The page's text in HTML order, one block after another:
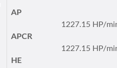
AP
1227.15 HP/
APCR
1227.15 HP/
HE